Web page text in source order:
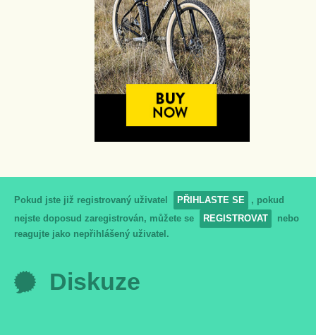
Pokud jste již registrovaný uživatel PŘIHLASTE SE
, pokud
nejste doposud zaregistrován, můžete se
REGISTROVAT
nebo
reagujte jako nepřihlášený uživatel.
Diskuze